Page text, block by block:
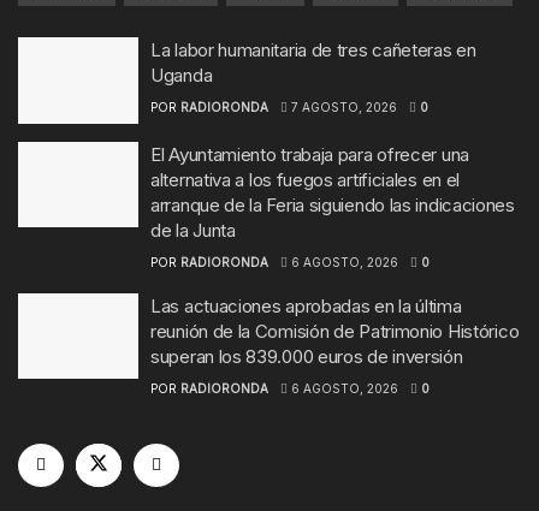
La labor humanitaria de tres cañeteras en
Uganda
POR RADIORONDA 7 AGOSTO, 2026 0
El Ayuntamiento trabaja para ofrecer una
alternativa a los fuegos artificiales en el
arranque de la Feria siguiendo las indicaciones
de la Junta
POR RADIORONDA 6 AGOSTO, 2026 0
Las actuaciones aprobadas en la última
reunión de la Comisión de Patrimonio Histórico
superan los 839.000 euros de inversión
POR RADIORONDA 6 AGOSTO, 2026 0